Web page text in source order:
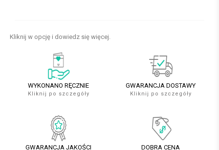
Kliknij w opcję i dowiedz się więcej.
WYKONANO RĘCZNIE
Kliknij po szczegóły
GWARANCJA DOSTAWY
Kliknij po szczegóły
GWARANCJA JAKOŚCI DOBRA CENA